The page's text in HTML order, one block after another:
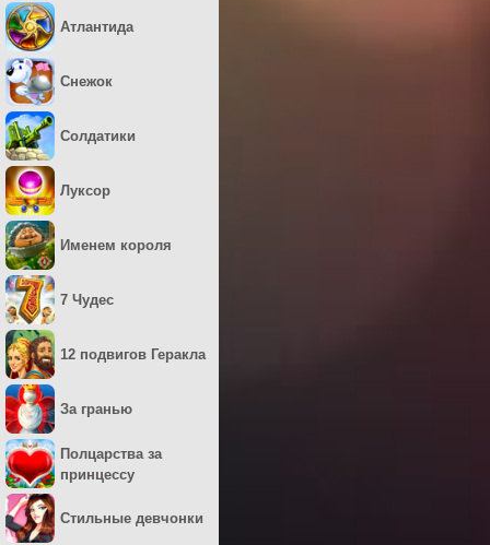
Атлантида
Снежок
Солдатики
Луксор
Именем короля
7 Чудес
12 подвигов Геракла
За гранью
Полцарства за
принцессу
Стильные девчонки